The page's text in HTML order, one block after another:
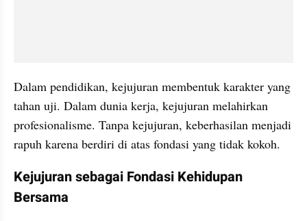
Dalam pendidikan, kejujuran membentuk karakter yang
tahan uji. Dalam dunia kerja, kejujuran melahirkan
profesionalisme. Tanpa kejujuran, keberhasilan menjadi
rapuh karena berdiri di atas fondasi yang tidak kokoh.
Kejujuran sebagai Fondasi Kehidupan
Bersama